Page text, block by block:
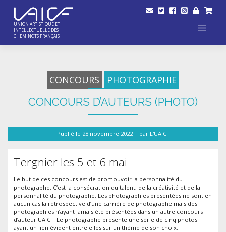
content
UNION ARTISTIQUE ET
INTELLECTUELLE DES
CHEMINOTS FRANÇAIS
CONCOURS PHOTOGRAPHIE
CONCOURS D’AUTEURS (PHOTO)
Publié le 28 novembre 2022| par L'UAICF
Tergnier les 5 et 6 mai
Le but de ces concours est de promouvoir la personnalité du
photographe. C’est la consécration du talent, de la créativité et de la
personnalité du photographe. Les photographies présentées ne sont en
aucun cas la rétrospective d’une carrière de photographe mais des
photographies n’ayant jamais été présentées dans un autre concours
d’auteur UAICF. Le photographe présente une série de cinq photos
ayant un lien évident entre elles sur un thème de son choix.